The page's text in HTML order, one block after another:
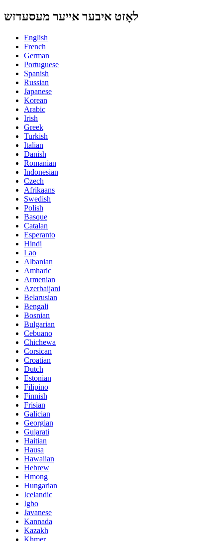
לאָזט איבער אייער מעסעדזש
English
French
German
Portuguese
Spanish
Russian
Japanese
Korean
Arabic
Irish
Greek
Turkish
Italian
Danish
Romanian
Indonesian
Czech
Afrikaans
Swedish
Polish
Basque
Catalan
Esperanto
Hindi
Lao
Albanian
Amharic
Armenian
Azerbaijani
Belarusian
Bengali
Bosnian
Bulgarian
Cebuano
Chichewa
Corsican
Croatian
Dutch
Estonian
Filipino
Finnish
Frisian
Galician
Georgian
Gujarati
Haitian
Hausa
Hawaiian
Hebrew
Hmong
Hungarian
Icelandic
Igbo
Javanese
Kannada
Kazakh
Khmer